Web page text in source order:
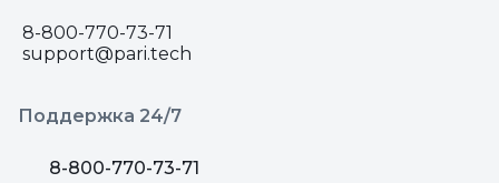
8-800-770-73-71
support@pari.tech
Поддержка 24/7
8-800-770-73-71